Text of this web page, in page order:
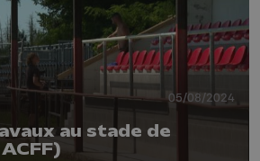
05/08/2024
au stade de